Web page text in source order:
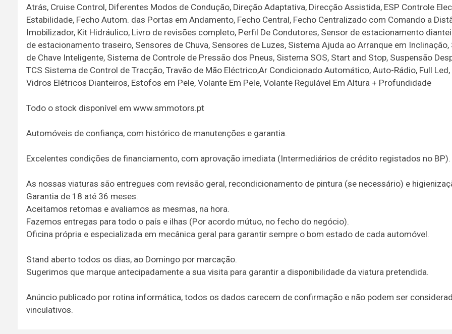
Atrás, Cruise Control, Diferentes Modos de Condução, Direção Adaptativa, Direcção Assistida, ESP Controle
Estabilidade, Fecho Autom. das Portas em Andamento, Fecho Central, Fecho Centralizado com Comando a
Imobilizador, Kit Hidráulico, Livro de revisões completo, Perfil De Condutores, Sensor de estacionamento
de estacionamento traseiro, Sensores de Chuva, Sensores de Luzes, Sistema Ajuda ao Arranque em
de Chave Inteligente, Sistema de Controle de Pressão dos Pneus, Sistema SOS, Start and Stop, Suspensão
TCS Sistema de Control de Tracção, Travão de Mão Eléctrico,Ar Condicionado Automático, Auto-Rádio, Full
Vidros Elétricos Dianteiros, Estofos em Pele, Volante Em Pele, Volante Regulável Em Altura + Profundidade
Todo o stock disponível em www.smmotors.pt
Automóveis de confiança, com histórico de manutenções e garantia.
Excelentes condições de financiamento, com aprovação imediata (Intermediários de crédito registados no BP).
As nossas viaturas são entregues com revisão geral, recondicionamento de pintura (se necessário) e
Garantia de 18 até 36 meses.
Aceitamos retomas e avaliamos as mesmas, na hora.
Fazemos entregas para todo o país e ilhas (Por acordo mútuo, no fecho do negócio).
Oficina própria e especializada em mecânica geral para garantir sempre o bom estado de cada automóvel.
Stand aberto todos os dias, ao Domingo por marcação.
Sugerimos que marque antecipadamente a sua visita para garantir a disponibilidade da viatura pretendida.
Anúncio publicado por rotina informática, todos os dados carecem de confirmação e não podem ser
vinculativos.